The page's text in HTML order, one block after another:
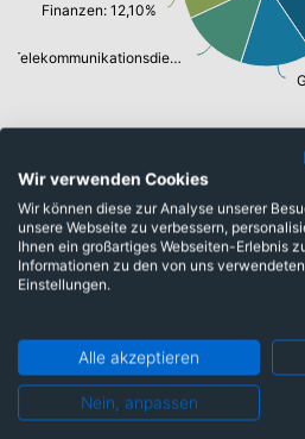
Telekommunikationsdienste, Breitband Internet: 12,70%
Finanzen: 12,10%
Währungen
Euro: 18,10%
Japanische Yen: 9,80%
Kanadische Dollar: 1,60%
Hongkong Dollar: 1,20%
Wir verwenden Cookies
Wir können diese zur Analyse unserer
unsere Webseite zu verbessern,
Ihnen ein großartiges Webseiten-Erlebnis
Informationen zu den von uns
Einstellungen.
Alle akzeptieren
Nein, anpassen